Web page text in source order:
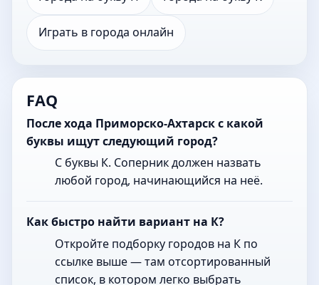
Играть в города онлайн
FAQ
После хода Приморско-Ахтарск с какой
буквы ищут следующий город?
С буквы К. Соперник должен назвать
любой город, начинающийся на неё.
Как быстро найти вариант на К?
Откройте подборку городов на К по
ссылке выше — там отсортированный
список, в котором легко выбрать